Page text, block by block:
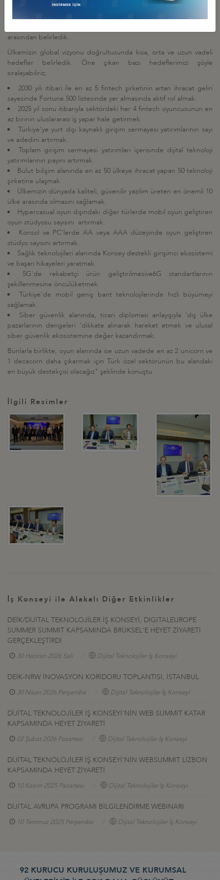
yenilikçi teknolojiler, bulut teknolojileri, mobil teknolojiler ve sağlık
arasından belirledik.
Ülkemizin global vizyonu doğrultusunda kısa, orta ve uzun vadeli
hedefler belirledik. Öne çıkan bazı hedeflerimizi şöyle
sıralayabiliriz;
2030 yılı itibari ile en az 5 fintech şirketinin artan ihracat geliri
sayesinde Fortune 500 listesinde yer almasında aktif rol almak.
2025 yıl sonu itibarıyla sektördeki her 4 fintech oyuncusunun en
az birinin uluslararası iş yapar hale getirmek.
Türkiye'ye yurt dışı kaynaklı girişim sermayesi yatırımlarının sayı
ve adedini artırmak.
Toplam girişim sermayesi yatırımları içerisinde dijital teknoloji
yatırımlarının payını artırmak.
Bulut bilişim alanında en az 50 ülkeye ihracat yapan 50 teknoloji
şirketine ulaşmak.
Ülkemizin dünyada kaliteli, güvenilir yazılım üreten en önemli 10
ülke arasında olmasını sağlamak.
Hypercasual oyun dışındaki diğer türlerde mobil oyun geliştiren
oyun stüdyosu sayısını artırmak.
Konsol ve PC'lerde AA veya AAA düzeyinde oyun geliştiren
stüdyo sayısını artırmak.
Sağlık teknolojileri alanında Konsey destekli girişimci ekosistemi
ve başarı hikayeleri yaratmak.
5G'de rekabetçi ürün geliştirilmesive6G standartlarının
şekillenmesine öncülüketmek.
Türkiye'de mobil geniş bant teknolojilerinde hızlı büyümeyi
sağlamak.
Siber güvenlik alanında, ticari diplomasi anlayışıyla ‘dış ülke
pazarlarının dengeleri 'dikkate alınarak hareket etmek ve ulusal
siber güvenlik ekosistemine değer kazandırmak.
Bunlarla birlikte, oyun alanında ise uzun vadede en az 2 unicorn ve
1 decacorn daha çıkarmak için Türk özel sektörünün bu alandaki
en büyük destekçisi olacağız" şeklinde konuştu.
İlgili Resimler
İş Konseyi ile Alakalı Diğer Etkinlikler
DEİK/DİJİTAL TEKNOLOJİLER İŞ KONSEYİ, DIGITALEUROPE
SUMMER SUMMIT KAPSAMINDA BRÜKSEL'E HEYET ZİYARETİ
GERÇEKLEŞTİRDİ
30 Haziran 2026 Salı Dijital Teknolojiler İş Konseyi
DEİK-NRW İNOVASYON KORİDORU TOPLANTISI, İSTANBUL
30 Nisan 2026 Perşembe Dijital Teknolojiler İş Konseyi
DİJİTAL TEKNOLOJİLER İŞ KONSEYİ'NİN WEB SUMMIT KATAR
KAPSAMINDA HEYET ZİYARETİ
02 Şubat 2026 Pazartesi Dijital Teknolojiler İş Konseyi
DİJİTAL TEKNOLOJİLER İŞ KONSEYİ'NİN WEBSUMMIT LİZBON
KAPSAMINDA HEYET ZİYARETİ
10 Kasım 2025 Pazartesi Dijital Teknolojiler İş Konseyi
DİJİTAL AVRUPA PROGRAMI BİLGİLENDİRME WEBINARI
10 Temmuz 2025 Perşembe Dijital Teknolojiler İş Konseyi
92 KURUCU KURULUŞUMUZ VE KURUMSAL